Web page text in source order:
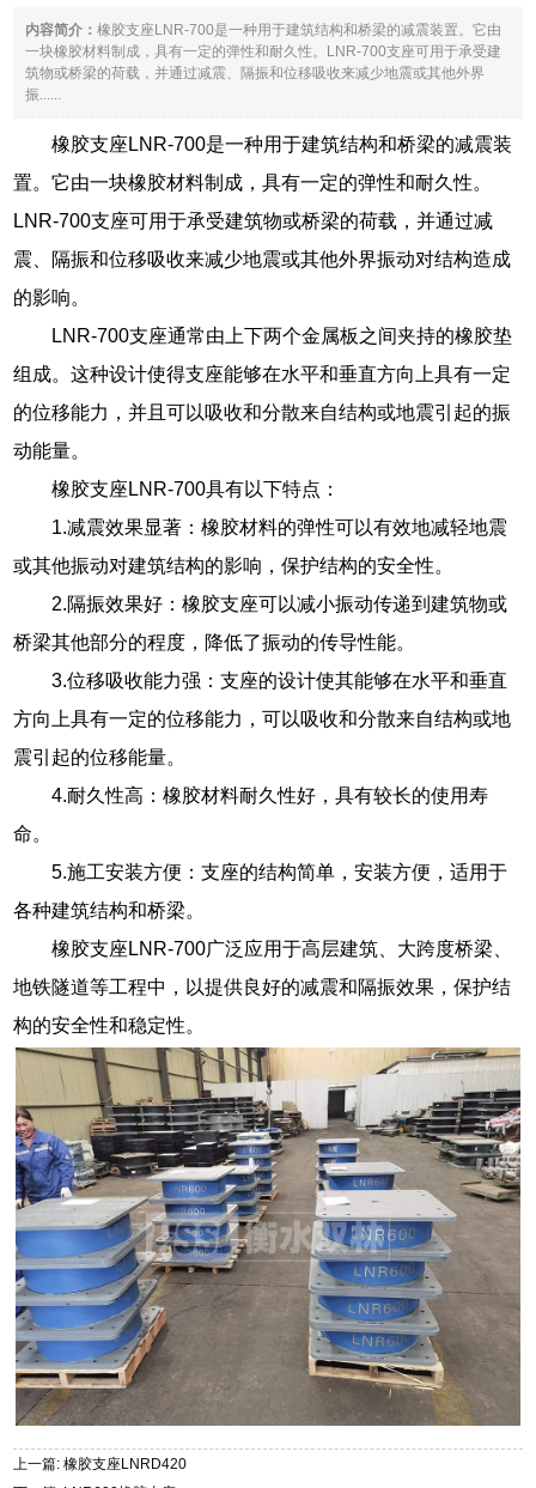
内容简介：橡胶支座LNR-700是一种用于建筑结构和桥梁的减震装置。它由
一块橡胶材料制成，具有一定的弹性和耐久性。LNR-700支座可用于承受建
筑物或桥梁的荷载，并通过减震、隔振和位移吸收来减少地震或其他外界
振......
橡胶支座LNR-700是一种用于建筑结构和桥梁的减震装
置。它由一块橡胶材料制成，具有一定的弹性和耐久性。
LNR-700支座可用于承受建筑物或桥梁的荷载，并通过减
震、隔振和位移吸收来减少地震或其他外界振动对结构造成
的影响。
LNR-700支座通常由上下两个金属板之间夹持的橡胶垫
组成。这种设计使得支座能够在水平和垂直方向上具有一定
的位移能力，并且可以吸收和分散来自结构或地震引起的振
动能量。
橡胶支座LNR-700具有以下特点：
1.减震效果显著：橡胶材料的弹性可以有效地减轻地震
或其他振动对建筑结构的影响，保护结构的安全性。
2.隔振效果好：橡胶支座可以减小振动传递到建筑物或
桥梁其他部分的程度，降低了振动的传导性能。
3.位移吸收能力强：支座的设计使其能够在水平和垂直
方向上具有一定的位移能力，可以吸收和分散来自结构或地
震引起的位移能量。
4.耐久性高：橡胶材料耐久性好，具有较长的使用寿
命。
5.施工安装方便：支座的结构简单，安装方便，适用于
各种建筑结构和桥梁。
橡胶支座LNR-700广泛应用于高层建筑、大跨度桥梁、
地铁隧道等工程中，以提供良好的减震和隔振效果，保护结
构的安全性和稳定性。
上一篇: 橡胶支座LNRD420